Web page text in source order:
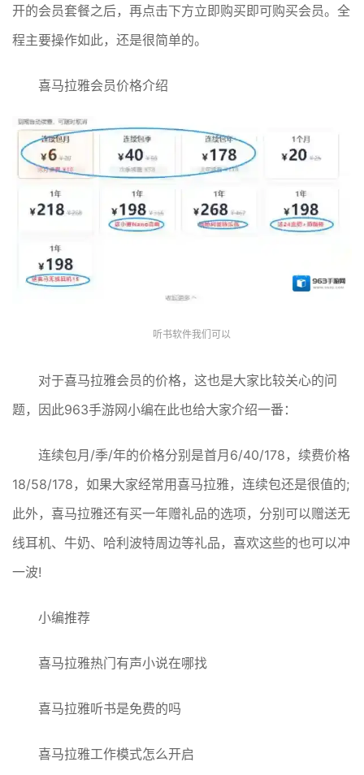
开的会员套餐之后，再点击下方立即购买即可购买会员。全
程主要操作如此，还是很简单的。
喜马拉雅会员价格介绍
听书软件我们可以
对于喜马拉雅会员的价格，这也是大家比较关心的问
题，因此963手游网小编在此也给大家介绍一番：
连续包月/季/年的价格分别是首月6/40/178，续费价格
18/58/178，如果大家经常用喜马拉雅，连续包还是很值的;
此外，喜马拉雅还有买一年赠礼品的选项，分别可以赠送无
线耳机、牛奶、哈利波特周边等礼品，喜欢这些的也可以冲
一波!
小编推荐
喜马拉雅热门有声小说在哪找
喜马拉雅听书是免费的吗
喜马拉雅工作模式怎么开启